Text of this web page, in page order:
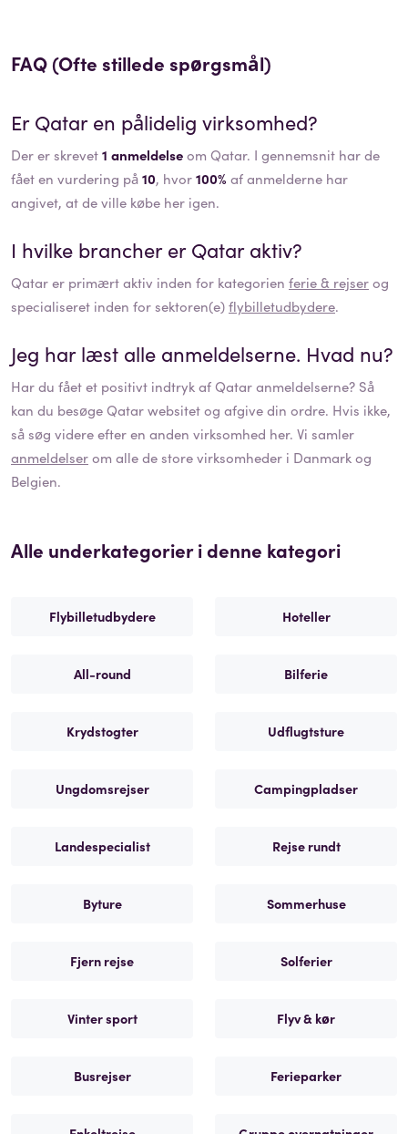
FAQ (Ofte stillede spørgsmål)
ErQataren pålidelig virksomhed?
Der er skrevet1 anmeldelseom Qatar. I gennemsnit har de
fået en vurdering på10, hvor100% af anmelderne har
angivet, at de ville købe her igen.
I hvilke brancher erQataraktiv?
Qatarer primært aktiv inden for kategorien ferie & rejserog
specialiseret inden for sektoren(e)flybilletudbydere.
Jeg har læst alle anmeldelserne. Hvad nu?
Har du fået et positivt indtryk afQataranmeldelserne? Så
kan du besøgeQatarwebsitet og afgive din ordre. Hvis ikke,
så søg videre efter en anden virksomhed her. Vi samler
anmeldelserom alle de store virksomheder i Danmark og
Belgien.
Alle underkategorier i denne kategori
Flybilletudbydere Hoteller
All-round Bilferie
Krydstogter Udflugtsture
Ungdomsrejser Campingpladser
Landespecialist Rejse rundt
Byture Sommerhuse
Fjern rejse Solferier
Vinter sport Flyv & kør
Busrejser Ferieparker